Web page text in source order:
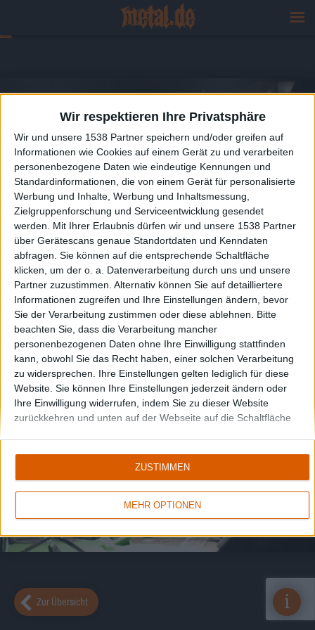
Wir respektieren Ihre Privatsphäre
Wir und unsere 1538 Partner speichern und/oder greifen auf
Informationen wie Cookies auf einem Gerät zu und verarbeiten
personenbezogene Daten wie eindeutige Kennungen und
Standardinformationen, die von einem Gerät für personalisierte
Werbung und Inhalte, Werbung und Inhaltsmessung,
Zielgruppenforschung und Serviceentwicklung gesendet
werden.
Mit Ihrer Erlaubnis dürfen wir und unsere 1538 Partner
über Gerätescans genaue Standortdaten und Kenndaten
abfragen. Sie können auf die entsprechende Schaltfläche
klicken, um der o. a. Datenverarbeitung durch uns und unsere
Partner zuzustimmen. Alternativ können Sie auf detailliertere
Informationen zugreifen und Ihre Einstellungen ändern, bevor
Sie der Verarbeitung zustimmen oder diese ablehnen.
Bitte
beachten Sie, dass die Verarbeitung mancher
personenbezogenen Daten ohne Ihre Einwilligung stattfinden
kann, obwohl Sie das Recht haben, einer solchen Verarbeitung
zu widersprechen. Ihre Einstellungen gelten lediglich für diese
Website. Sie können Ihre Einstellungen jederzeit ändern oder
Ihre Einwilligung widerrufen, indem Sie zu dieser Website
zurückkehren und unten auf der Webseite auf die Schaltfläche
MEHR OPTIONEN
ZUSTIMMEN
Zur Übersicht i